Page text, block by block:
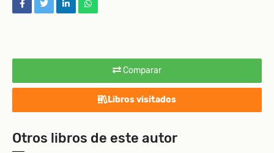
Comparar
Libros visitados
Otros libros de este autor